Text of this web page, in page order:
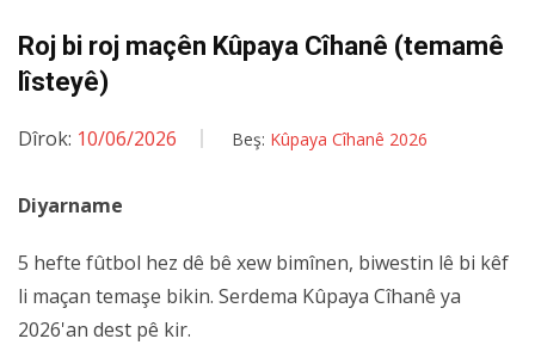
benda berheman e
Va ne hemû agahiyên
Serokê Juriyê Dervîş
Zaîm e
Roj bi roj maçên Kûpaya Cîhanê (temamê
lîsteyê)
Dîrok: 10/06/2026 Beş: Kûpaya Cîhanê 2026
Diyarname
5 hefte fûtbol hez dê bê xew bimînen, biwestin lê bi kêf
li maçan temaşe bikin. Serdema Kûpaya Cîhanê ya
2026'an dest pê kir.